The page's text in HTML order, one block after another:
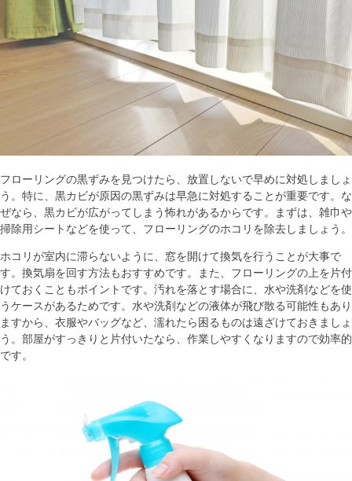
フローリングの黒ずみを見つけたら、放置しないで早めに対処しましょ
う。特に、黒カビが原因の黒ずみは早急に対処することが重要です。な
ぜなら、黒カビが広がってしまう怖れがあるからです。まずは、雑巾や
掃除用シートなどを使って、フローリングのホコリを除去しましょう。
ホコリが室内に滞らないように、窓を開けて換気を行うことが大事で
す。換気扇を回す方法もおすすめです。また、フローリングの上を片付
けておくこともポイントです。汚れを落とす場合に、水や洗剤などを使
うケースがあるためです。水や洗剤などの液体が飛び散る可能性もあり
ますから、衣服やバッグなど、濡れたら困るものは遠ざけておきましょ
う。部屋がすっきりと片付いたなら、作業しやすくなりますので効率的
です。